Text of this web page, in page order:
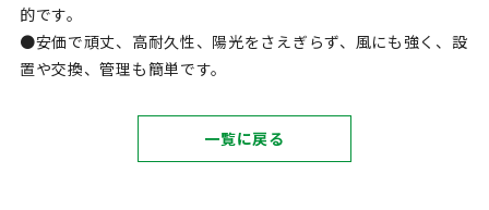
的です。
●安価で頑丈、高耐久性、陽光をさえぎらず、風にも強く、設
置や交換、管理も簡単です。
一覧に戻る